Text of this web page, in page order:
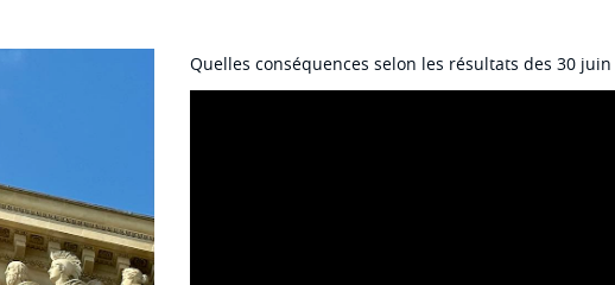
Quelles conséquences selon les résultats des 30